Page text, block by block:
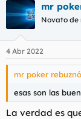
mr
Novato de
4 Abr 2022
mr poker
esas son las
La verdad es